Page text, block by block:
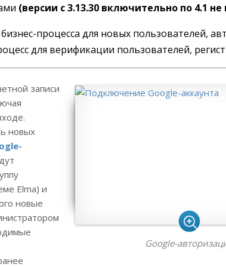
(версии с 3.13.30 включительно по 4.1
процесса для новых пользователей,
для верификации пользователей,
записи
новых
Elma) и
новые
Google-